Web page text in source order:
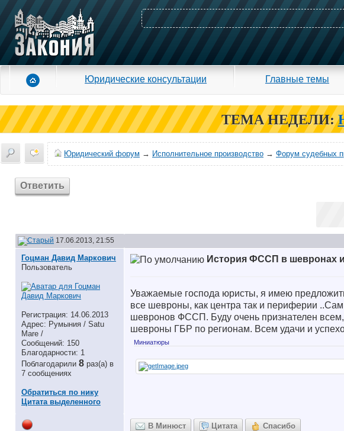
Юридические консультации Главные темы
ТЕМА НЕДЕЛИ:
Юридический форум → Исполнительное производство → Форум судебных
Ответить
17.06.2013, 21:55
Гоцман Давид Маркович
Пользователь
Регистрация: 14.06.2013
Адрес: Румыния / Satu
Mare /
Сообщений: 150
Благодарности: 1
Поблагодарили 8 раз(а) в
7 сообщениях
Обратиться по нику
Цитата выделенного
История ФССП в шевронах
Уважаемые господа юристы, я имею
все шевроны, как центра так и периферии
шевронов ФССП. Буду очень признателен
шевроны ГБР по регионам. Всем удачи и
Миниатюры
В Минюст Цитата Спасибо